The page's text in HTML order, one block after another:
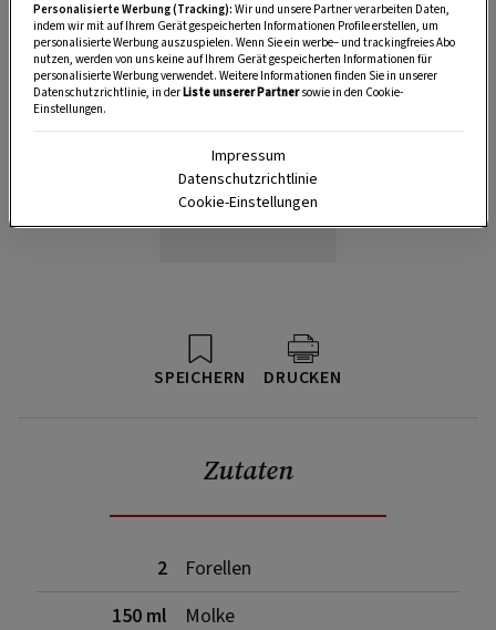
SPEICHERN DRUCKEN
Zutaten
2
Forellen
150 ml
Molke
Personalisierte Werbung (Tracking): Wir und unsere Partner verarbeiten Daten,
indem wir mit auf Ihrem Gerät gespeicherten Informationen Profile erstellen, um
personalisierte Werbung auszuspielen. Wenn Sie ein werbe– und trackingfreies Abo
nutzen, werden von uns keine auf Ihrem Gerät gespeicherten Informationen für
personalisierte Werbung verwendet. Weitere Informationen finden Sie in unserer
Datenschutzrichtlinie, in derListe unserer Partnersowie in den Cookie-
Einstellungen.
Impressum
Datenschutzrichtlinie
Cookie-Einstellungen